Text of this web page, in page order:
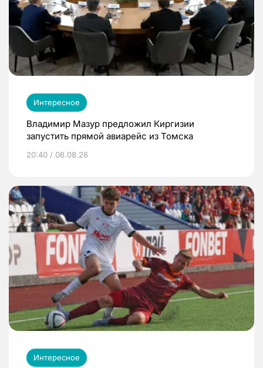
Интересное
Владимир Мазур предложил Киргизии
запустить прямой авиарейс из Томска
20:40 / 06.08.26
Интересное